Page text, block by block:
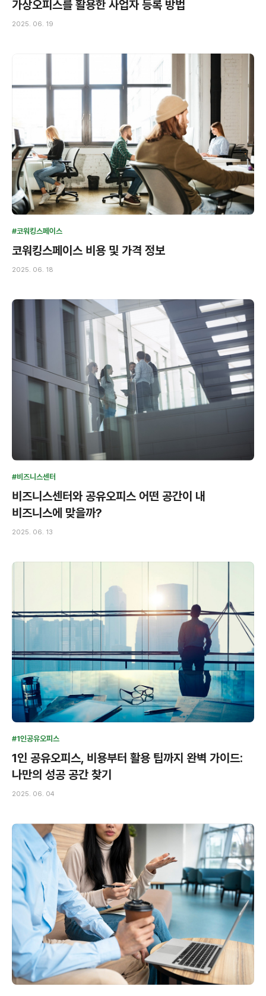
가상오피스를 활용한 사업자 등록 방법
2025. 06. 19
#코워킹스페이스
코워킹스페이스 비용 및 가격 정보
2025. 06. 18
#비즈니스센터
비즈니스센터와 공유오피스 어떤 공간이 내
비즈니스에 맞을까?
2025. 06. 13
#1인공유오피스
1인 공유오피스, 비용부터 활용 팁까지 완벽 가이드:
나만의 성공 공간 찾기
2025. 06. 04